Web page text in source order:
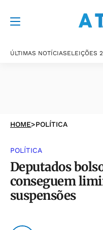
ÚLTIMAS NOTÍCIASELEIÇÕES
HOME>POLÍTICA
POLÍTICA
Deputados
conseguem
suspensões